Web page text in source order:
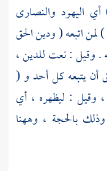
اليهود والنصارى
) لمن اتبعه ( ودين الحق
. وقيل : نعت للدين ،
أن يتبعه كل أحد و (
وقيل : ليظهره ، أي
بالحجة ، وههنا